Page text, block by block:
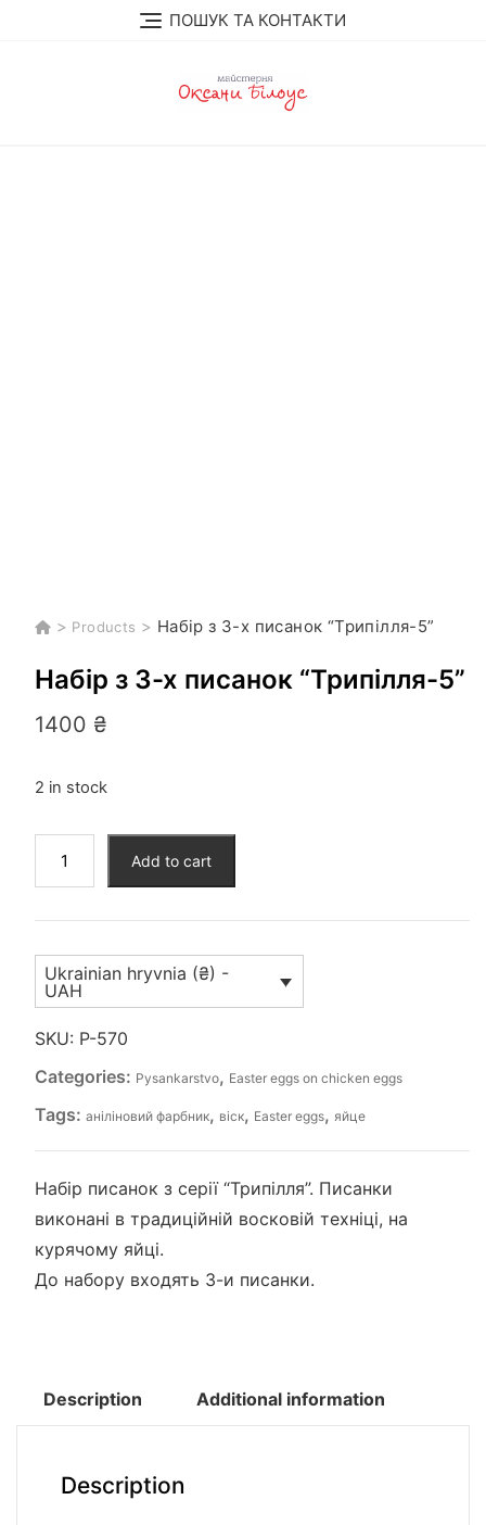
ПОШУК ТА КОНТАКТИ
> Products > Набір з 3-х писанок “Трипілля-5”
Набір з 3-х писанок “Трипілля-5”
1400 ₴
2 in stock
х
писанок
"Трипілля-5"
quantity
Add to cart
Ukrainian hryvnia (₴) -
UAH
SKU: P-570
Categories: Pysankarstvo, Easter eggs on chicken eggs
Tags: аніліновий фарбник, віск, Easter eggs, яйце
Набір писанок з серії “Трипілля”. Писанки
виконані в традиційній восковій техніці, на
курячому яйці.
До набору входять 3-и писанки.
Description Additional information
Description